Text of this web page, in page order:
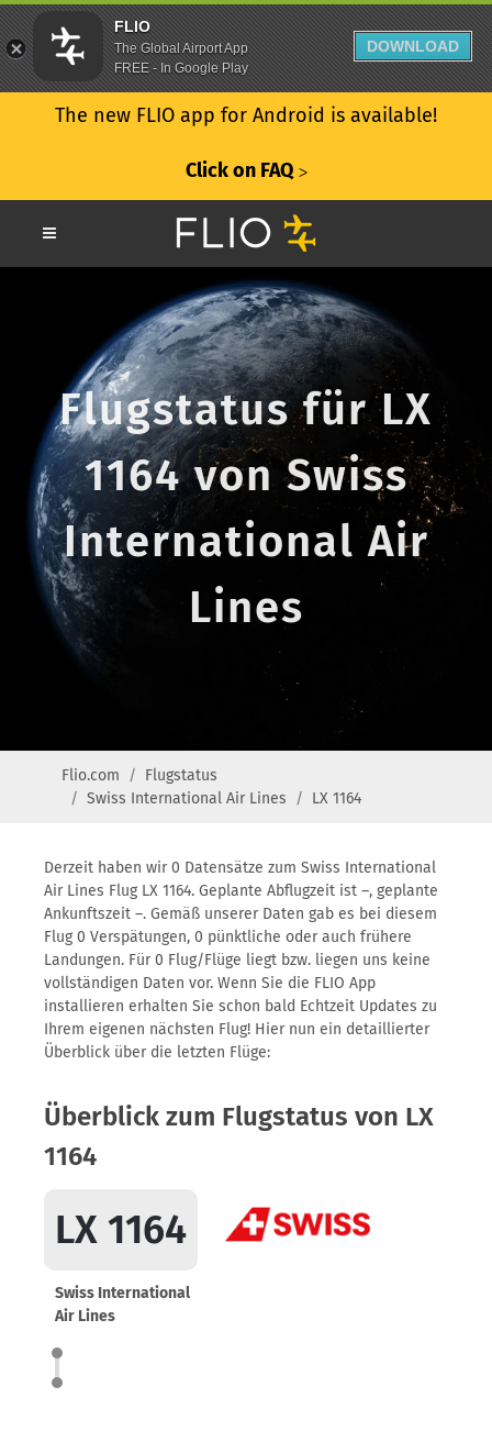
The new FLIO app for Android is available!
Click on FAQ ᐳ
Flugstatus für LX
1164 von Swiss
International Air
Lines
Flio.com
Flugstatus
Swiss International Air Lines
LX 1164
Derzeit haben wir 0 Datensätze zum Swiss International
Air Lines Flug LX 1164. Geplante Abflugzeit ist –, geplante
Ankunftszeit –. Gemäß unserer Daten gab es bei diesem
Flug 0 Verspätungen, 0 pünktliche oder auch frühere
Landungen. Für 0 Flug/Flüge liegt bzw. liegen uns keine
vollständigen Daten vor. Wenn Sie die FLIO App
installieren erhalten Sie schon bald Echtzeit Updates zu
Ihrem eigenen nächsten Flug! Hier nun ein detaillierter
Überblick über die letzten Flüge:
Überblick zum Flugstatus von LX
1164
LX 1164
Swiss International
Air Lines
FLIO
The Global Airport App
FREE - In Google Play
DOWNLOAD